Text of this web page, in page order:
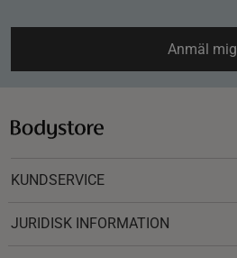
Anmäl mig
KUNDSERVICE
JURIDISK INFORMATION